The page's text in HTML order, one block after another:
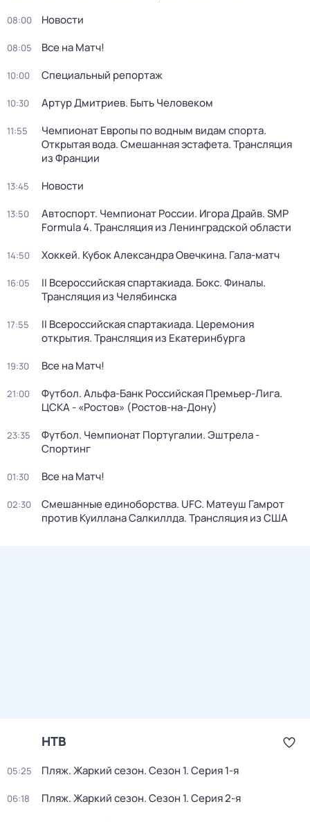
08:00 Новости
08:05 Все на Матч!
10:00 Специальный репортаж
10:30 Артур Дмитриев. Быть Человеком
11:55
Чемпионат Европы по водным видам спорта.
Открытая вода. Смешанная эстафета. Трансляция
из Франции
13:45 Новости
13:50
Автоспорт. Чемпионат России. Игора Драйв. SMP
Formula 4. Трансляция из Ленинградской области
14:50 Хоккей. Кубок Александра Овечкина. Гала-матч
16:05
II Всероссийская спартакиада. Бокс. Финалы.
Трансляция из Челябинска
17:55
II Всероссийская спартакиада. Церемония
открытия. Трансляция из Екатеринбурга
19:30 Все на Матч!
21:00
Футбол. Альфа-Банк Российская Премьер-Лига.
ЦСКА - «Ростов» (Ростов-на-Дону)
23:35
Футбол. Чемпионат Португалии. Эштрела -
Спортинг
01:30 Все на Матч!
02:30
Смешанные единоборства. UFC. Матеуш Гамрот
против Куиллана Салкиллда. Трансляция из США
НТВ
05:25 Пляж. Жаркий сезон. Сезон 1. Серия 1-я
06:18 Пляж. Жаркий сезон. Сезон 1. Серия 2-я